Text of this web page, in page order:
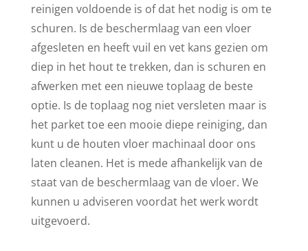
reinigen voldoende is of dat het nodig is om te
schuren. Is de beschermlaag van een vloer
afgesleten en heeft vuil en vet kans gezien om
diep in het hout te trekken, dan is schuren en
afwerken met een nieuwe toplaag de beste
optie. Is de toplaag nog niet versleten maar is
het parket toe een mooie diepe reiniging, dan
kunt u de houten vloer machinaal door ons
laten cleanen. Het is mede afhankelijk van de
staat van de beschermlaag van de vloer. We
kunnen u adviseren voordat het werk wordt
uitgevoerd.